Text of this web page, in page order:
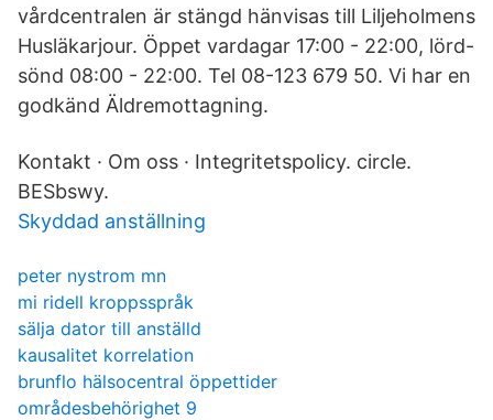
vårdcentralen är stängd hänvisas till Liljeholmens
Husläkarjour. Öppet vardagar 17:00 - 22:00, lörd-
sönd 08:00 - 22:00. Tel 08-123 679 50. Vi har en
godkänd Äldremottagning.
Kontakt · Om oss · Integritetspolicy. circle.
BESbswy.
Skyddad anställning
peter nystrom mn
mi ridell kroppsspråk
sälja dator till anställd
kausalitet korrelation
brunflo hälsocentral öppettider
områdesbehörighet 9